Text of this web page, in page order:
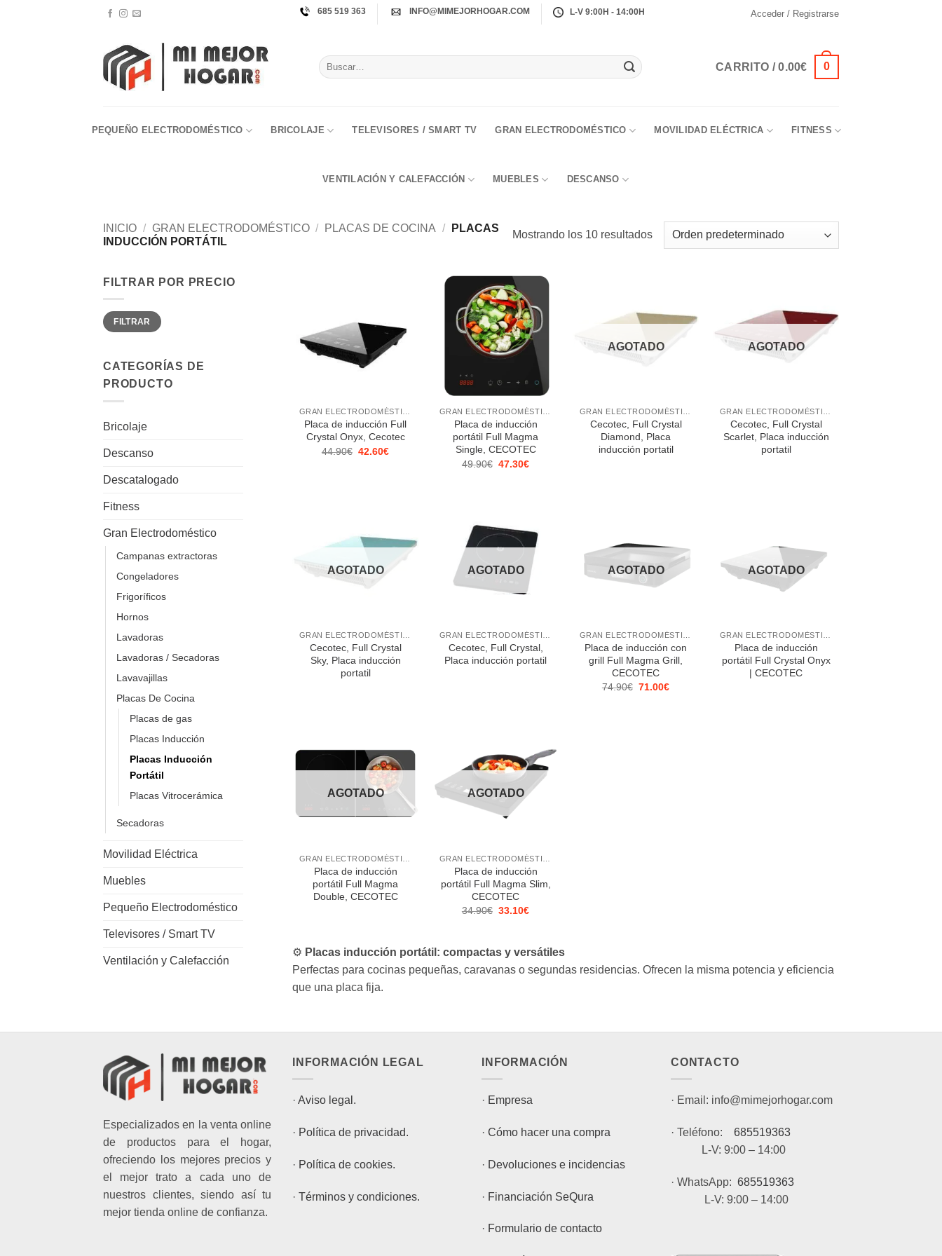
685 519 363 INFO@MIMEJORHOGAR.COM L-V 9:00H - 14:00H Acceder / Registrarse
Buscar
por:
CARRITO /0.00€ 0
PEQUEÑO ELECTRODOMÉSTICO BRICOLAJE TELEVISORES / SMART TV GRAN ELECTRODOMÉSTICO MOVILIDAD ELÉCTRICA FITNESS
VENTILACIÓN Y CALEFACCIÓN MUEBLES DESCANSO
INICIO / GRAN ELECTRODOMÉSTICO / PLACAS DE COCINA /
PLACAS
INDUCCIÓN PORTÁTIL
Mostrando los 10 resultados
FILTRAR POR PRECIO
Precio
mínimo
Precio
máximo
FILTRAR
CATEGORÍAS DE
PRODUCTO
Bricolaje
Descanso
Descatalogado
Fitness
Gran Electrodoméstico
Campanas extractoras
Congeladores
Frigoríficos
Hornos
Lavadoras
Lavadoras / Secadoras
Lavavajillas
Placas De Cocina
Placas de gas
Placas Inducción
Placas Inducción
Portátil
Placas Vitrocerámica
Secadoras
Movilidad Eléctrica
Muebles
Pequeño Electrodoméstico
Televisores / Smart TV
Ventilación y Calefacción
GRAN ELECTRODOMÉSTICO
Placa de inducción Full
Crystal Onyx, Cecotec
44.90€ El
42.60€El
GRAN ELECTRODOMÉSTICO
Placa de inducción
portátil Full Magma
Single, CECOTEC
49.90€ El
47.30€El
AGOTADO
GRAN ELECTRODOMÉSTICO
Cecotec, Full Crystal
Diamond, Placa
inducción portatil
AGOTADO
GRAN ELECTRODOMÉSTICO
Cecotec, Full Crystal
Scarlet, Placa inducción
portatil
AGOTADO
Cecotec, Full Crystal
Sky, Placa inducción
portatil
AGOTADO
Cecotec, Full Crystal,
Placa inducción portatil
AGOTADO
Placa de inducción con
grill Full Magma Grill,
CECOTEC
74.90€ El
71.00€El
AGOTADO
Placa de inducción
portátil Full Crystal Onyx
| CECOTEC
AGOTADO
Placa de inducción
portátil Full Magma
Double, CECOTEC
AGOTADO
Placa de inducción
portátil Full Magma Slim,
CECOTEC
34.90€ El
34.90€.
33.10€El
33.10€.
⚙️ Placas inducción portátil: compactas y versátiles
Perfectas para cocinas pequeñas, caravanas o segundas residencias. Ofrecen la misma potencia y eficiencia
que una placa fija.
Especializados en la venta online
de productos para el hogar,
ofreciendo los mejores precios y
el mejor trato a cada uno de
nuestros clientes, siendo así tu
mejor tienda online de confianza.
INFORMACIÓN LEGAL
· Aviso legal.
· Política de privacidad.
· Política de cookies.
· Términos y condiciones.
INFORMACIÓN
· Empresa
· Cómo hacer una compra
· Devoluciones e incidencias
· Financiación SeQura
· Formulario de contacto
CONTACTO
· Email: info@mimejorhogar.com
· Teléfono: 685519363
L-V: 9:00 – 14:00
· WhatsApp: 685519363
L-V: 9:00 – 14:00